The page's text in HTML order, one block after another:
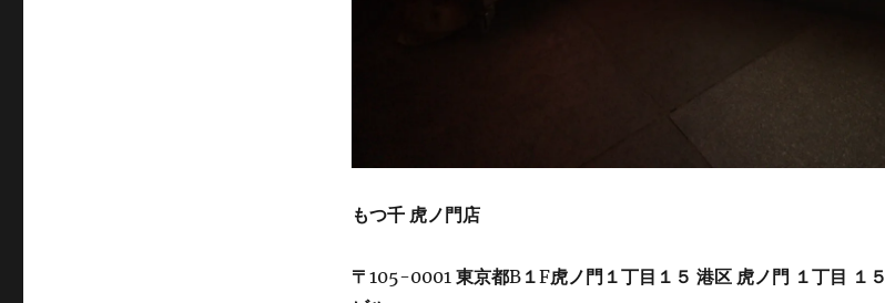
もつ千 虎ノ門店
〒 105-0001 東京都B１F虎ノ門１丁目１５ 港区 虎ノ門 １丁目 １５